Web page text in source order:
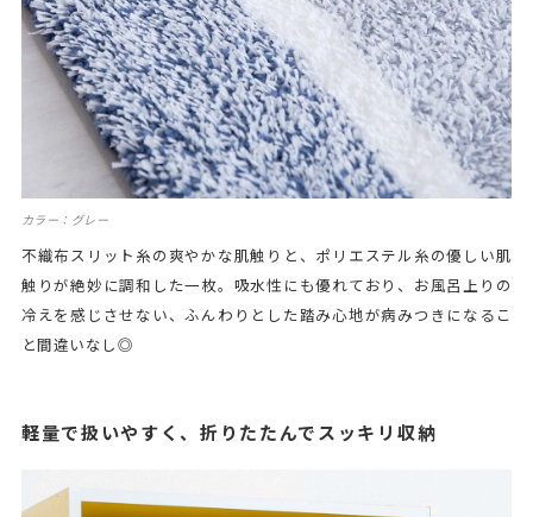
カラー：グレー
不織布スリット糸の爽やかな肌触りと、ポリエステル糸の優しい肌
触りが絶妙に調和した一枚。吸水性にも優れており、お風呂上りの
冷えを感じさせない、ふんわりとした踏み心地が病みつきになるこ
と間違いなし◎
軽量で扱いやすく、折りたたんでスッキリ収納